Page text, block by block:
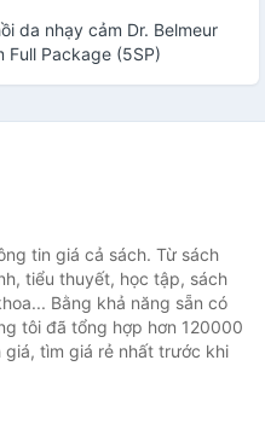
da nhạy cảm Dr. Belmeur
Full Package (5SP)
tin giá cả sách. Từ sách
tiểu thuyết, học tập, sách
Bằng khả năng sẵn có
tôi đã tổng hợp hơn 120000
tìm giá rẻ nhất trước khi